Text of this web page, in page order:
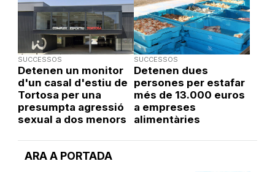
ARA A PORTADA
SUCCESSOS
Detenen un monitor
d'un casal d'estiu de
Tortosa per una
presumpta agressió
sexual a dos menors
SUCCESSOS
Detenen dues
persones per estafar
més de 13.000 euros
a empreses
alimentàries